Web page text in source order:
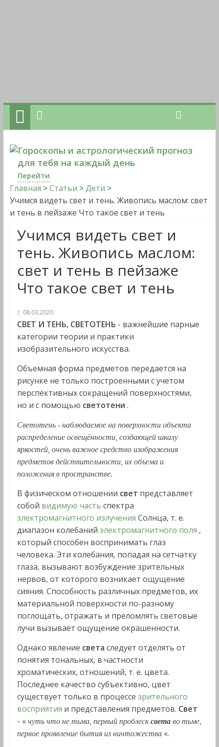
Гороскопы и астрологический прогноз
для тебя на каждый день
Перейти
Главная >Статьи >Дети >
Учимся видеть свет и тень. Живопись маслом: свет
и тень в пейзаже Что такое свет и тень
Учимся видеть свет и
тень. Живопись маслом:
свет и тень в пейзаже
Что такое свет и тень
08.03.2020
СВЕТ И ТЕНЬ, СВЕТОТЕНЬ - важнейшие парные
категории теории и практики
изобразительного искусства.
Объемная форма предметов передается на
рисунке не только построенными с учетом
перспективных сокращений поверх­ностями,
но и с помощью светотени .
Светотень - наблюдаемое на поверхности объекта
распределение освещённости, создающей шкалу
яркостей, очень важное средство изображения
предметов действительности, их объема и
положения в пространстве.
В физическом отношении свет представляет
собой видимую часть спектра
электромагнитного излучения Солнца, т. е.
диапазон колебаний электромагнитного поля ,
который способен воспринимать глаз
человека. Эти колебания, попадая на сетчатку
глаза, вызывают возбуждение зрительных
нервов, от которого возникает ощущение
сияния. Способность различных предметов, их
материальной поверхности по-разному
поглощать, отражать и преломлять световые
лучи вызывает ощущение окрашенности.
Однако явление света следует отделять от
понятия тональных, в частности
хроматических, отношений, т. е. цвета.
Последнее качество субъективно, цвет
существует только в процессе зрительного
восприятия и представления предметов. Свет
- « чуть что не тьма, первый проблесксвета во тьме,
первое проявление бытия из ничтожества «.